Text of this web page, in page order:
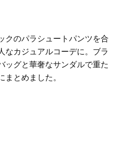
クのパラシュートパンツを合
なカジュアルコーデに。ブラ
ッグと華奢なサンダルで重た
まとめました。